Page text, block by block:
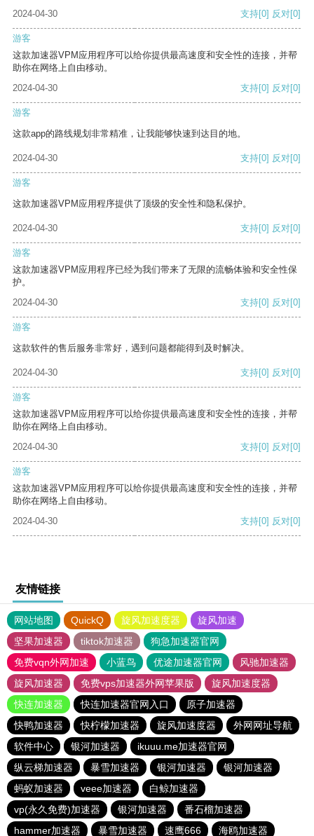
2024-04-30
支持[0] 反对[0]
游客
这款加速器VPM应用程序可以给你提供最高速度和安全性的连接，并帮
助你在网络上自由移动。
2024-04-30
支持[0] 反对[0]
游客
这款app的路线规划非常精准，让我能够快速到达目的地。
2024-04-30 支持[0] 反对[0]
游客
这款加速器VPM应用程序提供了顶级的安全性和隐私保护。
2024-04-30 支持[0] 反对[0]
游客
这款加速器VPM应用程序已经为我们带来了无限的流畅体验和安全性保
护。
2024-04-30
支持[0] 反对[0]
游客
这款软件的售后服务非常好，遇到问题都能得到及时解决。
2024-04-30 支持[0] 反对[0]
游客
这款加速器VPM应用程序可以给你提供最高速度和安全性的连接，并帮
助你在网络上自由移动。
2024-04-30
支持[0] 反对[0]
游客
这款加速器VPM应用程序可以给你提供最高速度和安全性的连接，并帮
助你在网络上自由移动。
2024-04-30
支持[0] 反对[0]
友情链接
网站地图 QuickQ 旋风加速度器
旋风加速
坚果加速器
tiktok加速器
狗急加速器官网
免费vqn外网加速
小蓝鸟 优途加速器官网
风驰加速器
旋风加速器
免费vps加速器外网苹果版
旋风加速度器
快连加速器
快连加速器官网入口
原子加速器
快鸭加速器
快柠檬加速器 旋风加速度器
外网网址导航
软件中心
银河加速器
ikuuu.me加速器官网
纵云梯加速器
暴雪加速器 银河加速器
银河加速器
蚂蚁加速器
veee加速器
白鲸加速器
vp(永久免费)加速器
银河加速器
番石榴加速器
hammer加速器
暴雪加速器 速鹰666 海鸥加速器